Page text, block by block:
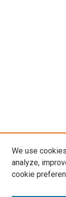
We use
analyze,
cookie